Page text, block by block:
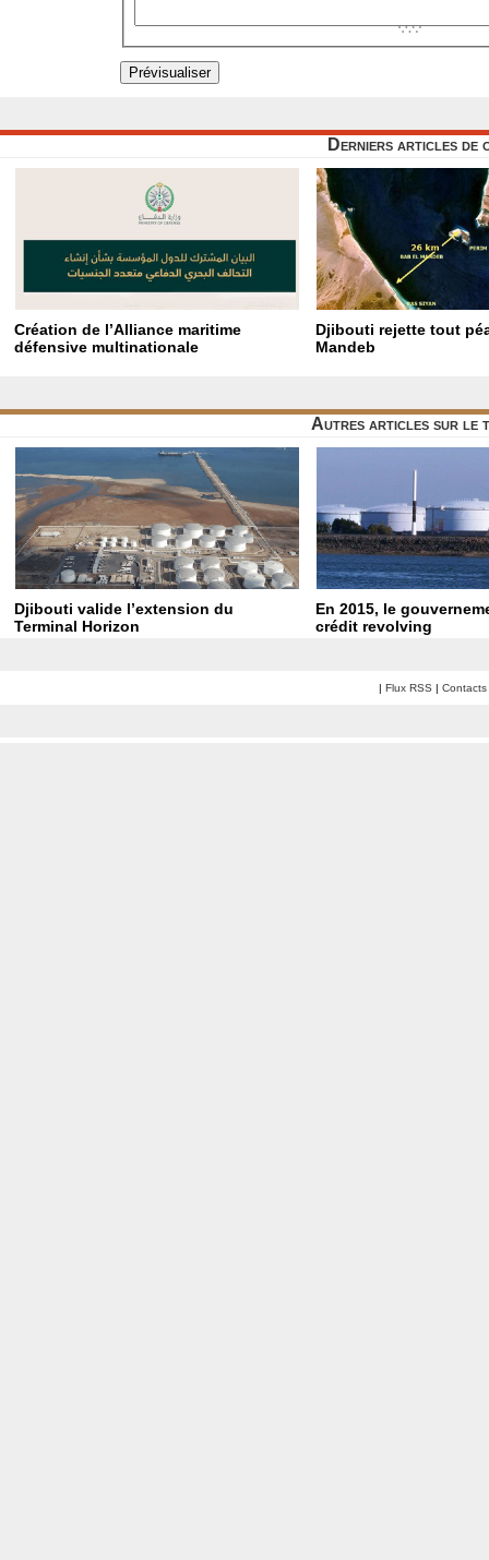
Derniers articles de
Création de l’Alliance maritime
défensive multinationale
Djibouti rejette tout
Mandeb
Autres articles sur le
Djibouti valide l’extension du
Terminal Horizon
En 2015, le
crédit revolving
| Flux RSS | Contacts